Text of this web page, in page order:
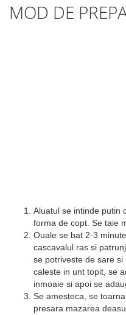
MOD DE
Aluatul se intinde putin
forma de copt. Se taie
Ouale se bat 2-3
cascavalul ras si
se potriveste de sare
caleste in unt topit, se
inmoaie si apoi se
Se amesteca, se
presara mazarea